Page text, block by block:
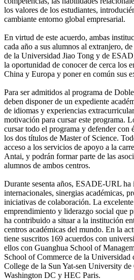
los valores de los estudiantes,
cambiante entorno global empresarial.
En virtud de este acuerdo, ambas
cada año a sus alumnos al extranjero,
de la Universidad Jiao Tong y de
la oportunidad de conocer de cerca los
China y Europa y poner en común sus
Para ser admitidos al programa de
deben disponer de un expediente
de idiomas y experiencias
motivación para cursar este programa.
cursar todo el programa y defender con
los dos títulos de Master of Science.
acceso a los servicios de apoyo a la
Antai, y podrán formar parte de las
alumnos de ambos centros.
Durante sesenta años, ESADE-URL
internacionales, sinergias académicas,
iniciativas de colaboración. La
emprendimiento y liderazgo social que
ha contribuido a situar a la institución
centros académicas del mundo. En la
tiene suscritos 169 acuerdos con
ellos con Guanghua School of
School of Commerce de la
College de la Sun Yat-sen University
Washington DC y HEC Paris.